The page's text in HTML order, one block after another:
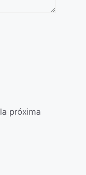
próxima